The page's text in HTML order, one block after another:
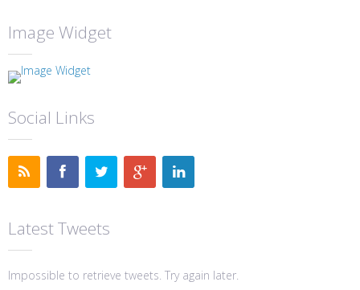
Image Widget
Social Links
Latest Tweets
Impossible to retrieve tweets. Try again later.